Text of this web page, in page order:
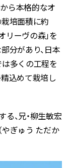
ら本格的なオ
培面積に約
リーヴの森」を
分があり、日本
多くの工程を
込めて栽培し
、兄・柳生敏宏
やぎゅう ただか